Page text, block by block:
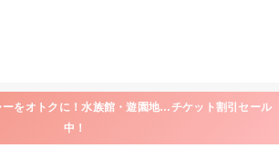
ーをオトクに！水族館・遊園地…チケット割引セール
中！